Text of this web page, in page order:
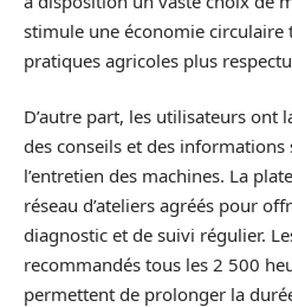
stimule une économie circulaire
pratiques agricoles plus
D’autre part, les utilisateurs ont
des conseils et des
l’entretien des machines. La
réseau d’ateliers agréés pour
diagnostic et de suivi régulier.
recommandés tous les 2 500
permettent de prolonger la